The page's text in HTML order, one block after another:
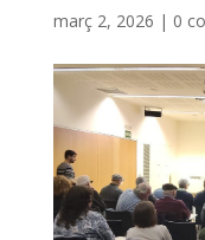
març 2, 2026 | 0